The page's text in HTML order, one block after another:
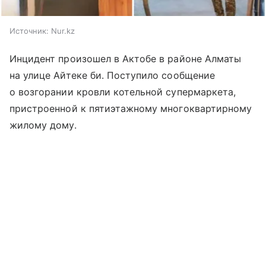
Источник: Nur.kz
Инцидент произошел в Актобе в районе Алматы
на улице Айтеке би. Поступило сообщение
о возгорании кровли котельной супермаркета,
пристроенной к пятиэтажному многоквартирному
жилому дому.